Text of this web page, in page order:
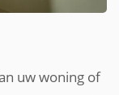
uw woning of